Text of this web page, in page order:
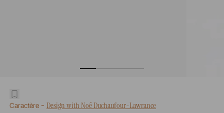
Caractère- Design with Noé Duchaufour-Lawrance